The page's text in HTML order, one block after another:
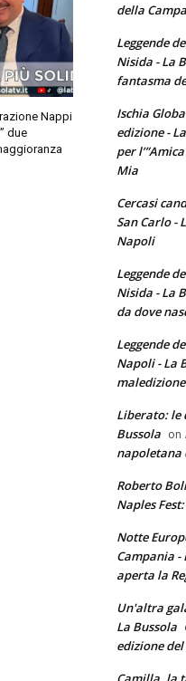
Nappi
due
della
Leggende
Nisida - La
fantasma
Ischia
edizione -
per
Mia
Cercasi
San Carlo -
Napoli
Leggende
Nisida - La
da dove
Leggende
Napoli - La
Liberato: le
Bussola on
napoletana
Roberto
Naples
Notte
Campania -
aperta la
Un'altra
La Bussola
edizione